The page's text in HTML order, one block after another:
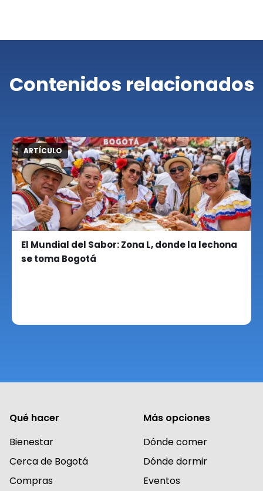
Contenidos relacionados
ARTÍCULO
El Mundial del Sabor: Zona L, donde la lechona
se toma Bogotá
Qué hacer
Bienestar
Cerca de Bogotá
Compras
Más opciones
Dónde comer
Dónde dormir
Eventos